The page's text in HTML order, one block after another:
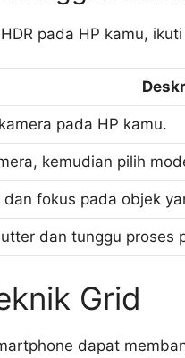
pada HP kamu,
pada HP kamu.
kemudian pilih
dan fokus pada objek
dan tunggu proses
Grid
dapat